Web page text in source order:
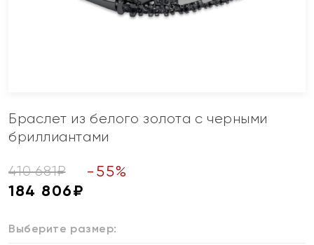
Браслет из белого золота с черными
бриллиантами
410 681₽ - 55%
184 806₽
Выберите размер: